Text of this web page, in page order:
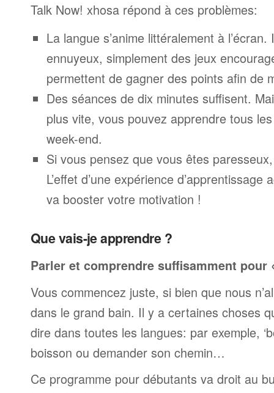
Talk Now! xhosa répond à ces problèmes:
La langue s’anime littéralement à l’écran.
ennuyeux, simplement des jeux
permettent de gagner des points afin de
Des séances de dix minutes suffisent.
plus vite, vous pouvez apprendre tous
week-end.
Si vous pensez que vous êtes
L’effet d’une expérience
va booster votre motivation !
Que vais-je apprendre ?
Parler et comprendre suffisamment pour
Vous commencez juste, si bien que nous
dans le grand bain. Il y a certaines choses
dire dans toutes les langues: par exemple,
boisson ou demander son chemin…
Ce programme pour débutants va droit au